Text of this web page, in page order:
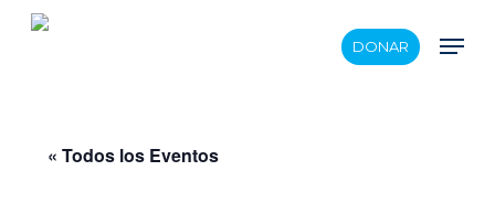
Skip
DONAR Menu
« Todos los Eventos